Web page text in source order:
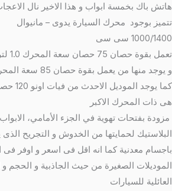
هاتش باك بخمسة ابواب و هذا الاخير نال
تتميز بوجود محرك السيارة يدوى – مانيوال
1000/1400 سى سى
تعمل بقوة حصان 75 حصان سعة المحرك 1.0 لتر
و يوجد منها من يعمل بقوة حصان 85 سعة المحرك 1.4 لتر
هى ذات المحرك الاكبر
مزودة بفتحات تهوية في الجزء الأمامي،
البلاستيك لحمايتها من الخدوش و التجريح
باجسام معدنية كما انه اقل فى اسعر و اوفر فى
الموديلات الصغيرة من حيث الجاذبية و الحجم و
العائلية للسيارات